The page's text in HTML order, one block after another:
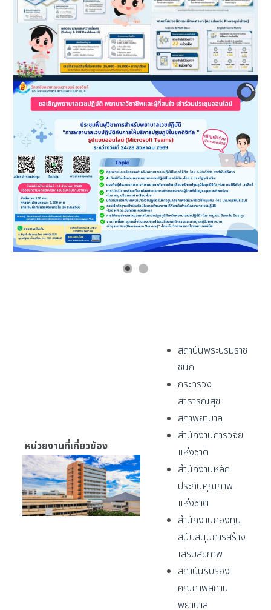
หน่วยงานที่เกี่ยวข้อง
สถาบันพระบรมราช
ชนก
กระทรวง
สาธารณสุข
สภาพยาบาล
สำนักงานการวิจัย
แห่งชาติ
สำนักงานหลัก
ประกันคุณภาพ
แห่งชาติ
สำนักงานกองทุน
สนับสนุนการสร้าง
เสริมสุขภาพ
สถาบันรับรอง
คุณภาพสถาน
พยาบาล